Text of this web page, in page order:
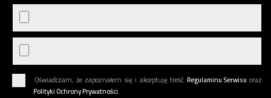
Oświadczam, że zapoznałem się i akceptuję treść Regulaminu Serwisu oraz
Polityki Ochrony Prywatności.